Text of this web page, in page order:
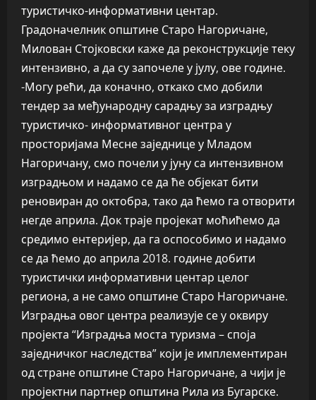
туристичко-информативни центар.
Градоначелник општине Старо Нагоричане,
Милован Стојковски каже да реконструкције теку
интензивно, а да су започеле у јулу, ове године.
-Могу рећи, да коначно, откако смо добили
тендер за међународну сарадњу за изградњу
туристичко- информативног центра у
просторијама Месне заједнице у Младом
Нагоричану, смо почели у јуну са интензивном
изградњом и надамо се да ће објекат бити
реновиран до октобра, тако да ћемо га отворити
негде априла. Док траје пројекат моћићемо да
средимо ентеријер, да га оспособимо и надамо
се да ћемо до априла 2018. године добити
туристички информативни центар целог
региона, а не само општине Старо Нагоричане.
Изградња овог центра реализује се у оквиру
пројекта “Изградња моста туризма – споја
заједничког наследства” који је имплементиран
од стране општине Старо Нагоричане, а чији је
пројектни партнер општина Рила из Бугарске.